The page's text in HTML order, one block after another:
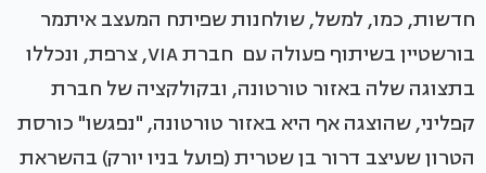
חדשות, כמו, למשל, שולחנות שפיתח המעצב איתמר
בורשטיין בשיתוף פעולה עם חברת VIA, צרפת, ונכללו
בתצוגה שלה באזור טורטונה, ובקולקציה של חברת
קפליני, שהוצגה אף היא באזור טורטונה, "נפגשו" כורסת
הטרון שעיצב דרור בן שטרית (פועל בניו יורק) בהשראת